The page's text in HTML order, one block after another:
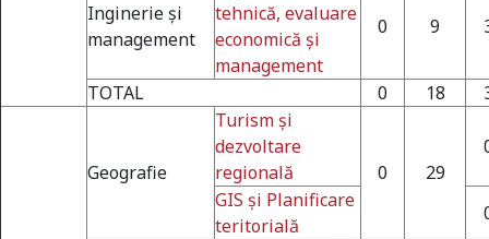
Inginerie şi
management
tehnică, evaluare
economică și
management
0 9
TOTAL 0 18
Geografie
Turism şi
dezvoltare
regională
0 29
GIS şi Planificare
teritorială